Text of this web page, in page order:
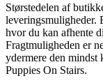
Størstedelen af
leveringsmuligheder.
hvor du kan afhente
Fragtmuligheden er
ydermere den
Puppies On Stairs.